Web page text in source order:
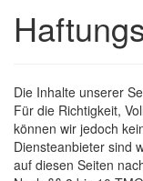
Die Inhalte unserer
Für die Richtigkeit,
können wir jedoch
Diensteanbieter sind
auf diesen Seiten